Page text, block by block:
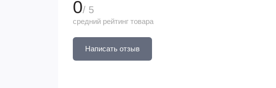
0/ 5
средний рейтинг товара
Написать отзыв